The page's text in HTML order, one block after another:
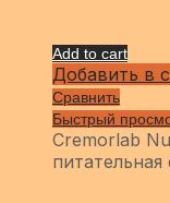
Add to cart
Добавить в
Сравнить
Быстрый
Cremorlab
питательная